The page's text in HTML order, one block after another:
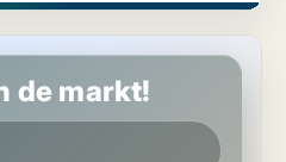
Niederösterreich
de markt!